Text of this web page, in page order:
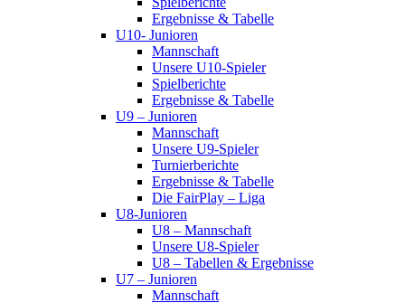
Ergebnisse & Tabelle
U10- Junioren
Mannschaft
Unsere U10-Spieler
Spielberichte
Ergebnisse & Tabelle
U9 – Junioren
Mannschaft
Unsere U9-Spieler
Turnierberichte
Ergebnisse & Tabelle
Die FairPlay – Liga
U8-Junioren
U8 – Mannschaft
Unsere U8-Spieler
U8 – Tabellen & Ergebnisse
U7 – Junioren
Mannschaft